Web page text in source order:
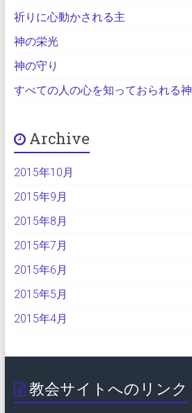
祈りに心動かされる主
神の栄光
神の守り
すべての人の心を知っておられる神
Archive
2015年10月
2015年9月
2015年8月
2015年7月
2015年6月
2015年5月
2015年4月
教会サイトへのリンク